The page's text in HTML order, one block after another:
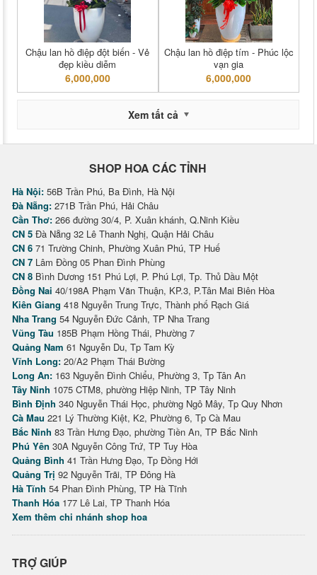
Chậu lan hồ điệp đột biến - Vẻ
đẹp kiều diễm
6,000,000
Chậu lan hồ điệp tím - Phúc lộc
vạn gia
6,000,000
Xem tất cả
SHOP HOA CÁC TỈNH
Hà Nội: 56B Trần Phú, Ba Đình, Hà Nội
Đà Nẵng: 271B Trần Phú, Hải Châu
Cần Thơ: 266 đường 30/4, P. Xuân khánh, Q.Ninh Kiều
CN 5 Đà Nẵng 32 Lê Thanh Nghị, Quận Hải Châu
CN 6 71 Trường Chinh, Phường Xuân Phú, TP Huế
CN 7 Lâm Đồng 05 Phan Đình Phùng
CN 8 Bình Dương 151 Phú Lợi, P. Phú Lợi, Tp. Thủ Dầu Một
Đồng Nai 40/198A Phạm Văn Thuận, KP.3, P.Tân Mai Biên Hòa
Kiên Giang 418 Nguyễn Trung Trực, Thành phố Rạch Giá
Nha Trang 54 Nguyễn Đức Cảnh, TP Nha Trang
Vũng Tàu 185B Phạm Hồng Thái, Phường 7
Quảng Nam 61 Nguyễn Du, Tp Tam Kỳ
Vĩnh Long: 20/A2 Phạm Thái Bường
Long An: 163 Nguyễn Đình Chiểu, Phường 3, Tp Tân An
Tây Ninh 1075 CTM8, phường Hiệp Ninh, TP Tây Ninh
Bình Định 340 Nguyễn Thái Học, phường Ngô Mây, Tp Quy Nhơn
Cà Mau 221 Lý Thường Kiệt, K2, Phường 6, Tp Cà Mau
Bắc Ninh 83 Trần Hưng Đạo, phường Tiền An, TP Bắc Ninh
Phú Yên 30A Nguyễn Công Trứ, TP Tuy Hòa
Quảng Bình 41 Trần Hưng Đạo, Tp Đồng Hới
Quảng Trị 92 Nguyễn Trãi, TP Đông Hà
Hà Tĩnh 54 Phan Đình Phùng, TP Hà Tĩnh
Thanh Hóa 177 Lê Lai, TP Thanh Hóa
Xem thêm chi nhánh shop hoa
TRỢ GIÚP